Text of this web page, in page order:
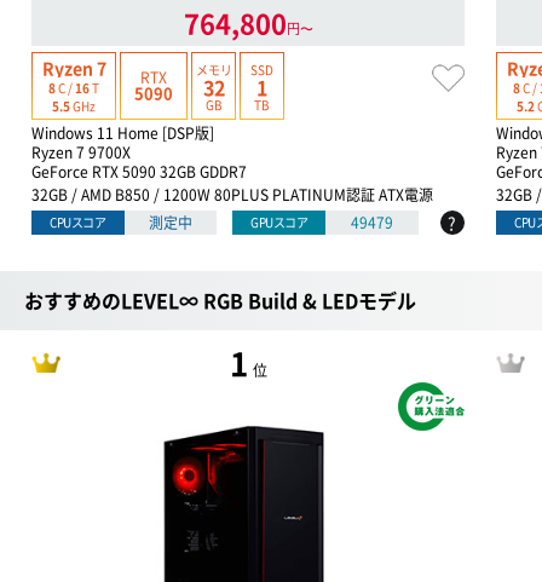
764,800円〜
Ryzen 7
8C /16T
5.5GHz
RTX
5090
メモリ
32
GB
SSD
1
TB
Windows 11 Home [DSP版]
Ryzen 7 9700X
GeForce RTX 5090 32GB GDDR7
32GB / AMD B850 / 1200W 80PLUS PLATINUM認証 ATX電源
CPUスコア 測定中 GPUスコア 49479 ?
8C /
5.2
Ryzen
32GB
CPU
おすすめのLEVEL∞ RGB Build & LEDモデル
1 位